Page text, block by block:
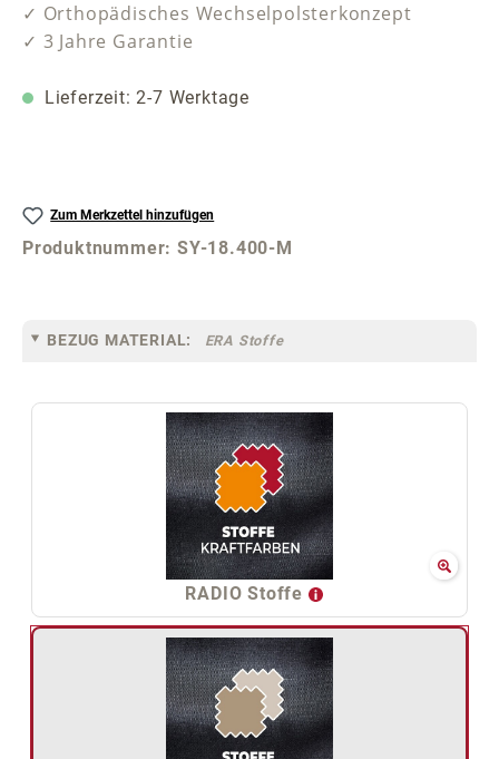
✓ Orthopädisches Wechselpolsterkonzept
✓ 3 Jahre Garantie
Lieferzeit: 2-7 Werktage
Zum Merkzettel hinzufügen
Produktnummer:SY-18.400-M
BEZUG MATERIAL: ERA Stoffe
RADIO Stoffe